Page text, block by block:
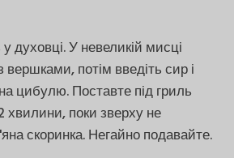
у духовці. У невеликій мисці
вершками, потім введіть сир і
цибулю. Поставте під гриль
хвилини, поки зверху не
скоринка. Негайно подавайте.